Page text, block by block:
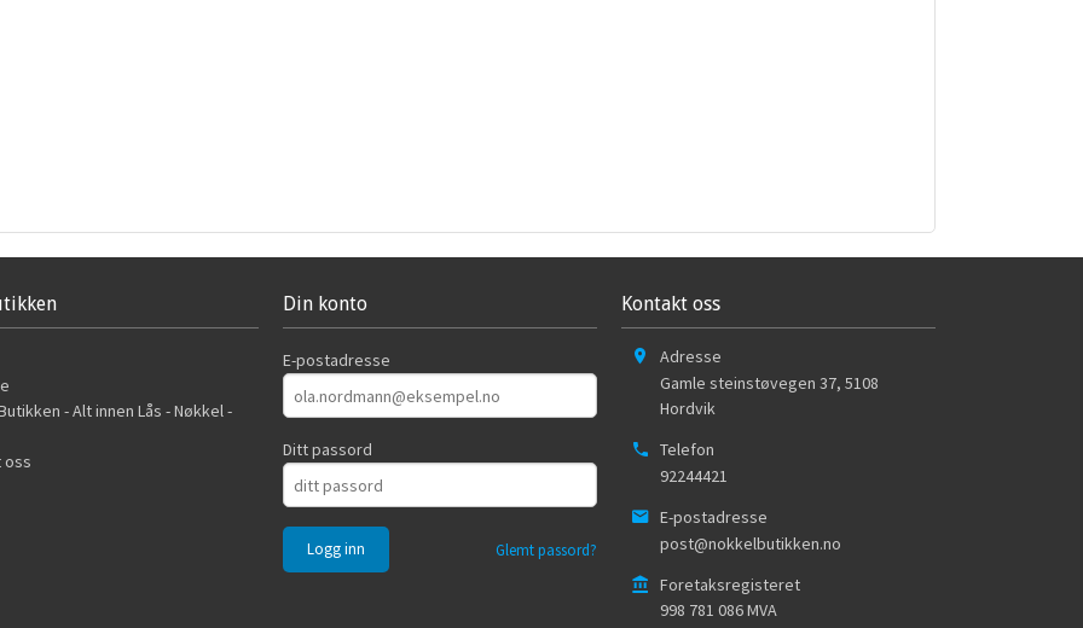
- Alt innen Lås - Nøkkel -
oss
Din konto
E-postadresse
Ditt passord
Glemt passord?
Kontakt oss
Adresse
Gamle steinstøvegen 37, 5108
Hordvik
Telefon
92244421
E-postadresse
post@nokkelbutikken.no
Foretaksregisteret
998 781 086 MVA